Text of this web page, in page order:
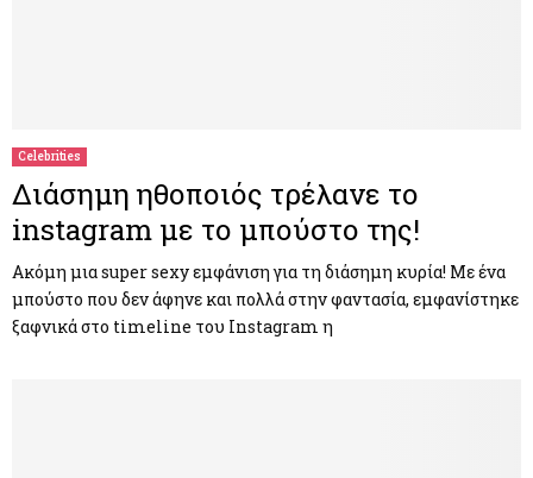
Celebrities
Διάσημη ηθοποιός τρέλανε το
instagram με το μπούστο της!
Ακόμη μια super sexy εμφάνιση για τη διάσημη κυρία! Με ένα
μπούστο που δεν άφηνε και πολλά στην φαντασία, εμφανίστηκε
ξαφνικά στο timeline του Instagram η